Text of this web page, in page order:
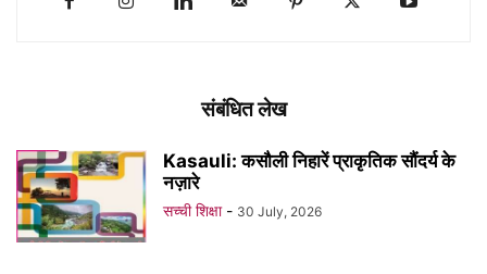
संबंधित लेख
Kasauli: कसौली निहारें प्राकृतिक सौंदर्य के
नज़ारे
सच्ची शिक्षा - 30 July, 2026